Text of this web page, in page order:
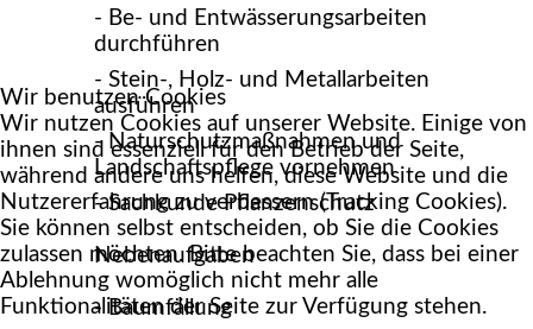
- Be- und Entwässerungsarbeiten
durchführen
- Stein-, Holz- und Metallarbeiten
ausführen
- Naturschutzmaßnahmen und
Landschaftspflege vornehmen
- Sachkunde Pflanzenschutz
Nebenaufgaben
- Baumfällung
Wir benutzen Cookies
Wir nutzen Cookies auf unserer Website. Einige von
ihnen sind essenziell für den Betrieb der Seite,
während andere uns helfen, diese Website und die
Nutzererfahrung zu verbessern (Tracking Cookies).
Sie können selbst entscheiden, ob Sie die Cookies
zulassen möchten. Bitte beachten Sie, dass bei einer
Ablehnung womöglich nicht mehr alle
Funktionalitäten der Seite zur Verfügung stehen.